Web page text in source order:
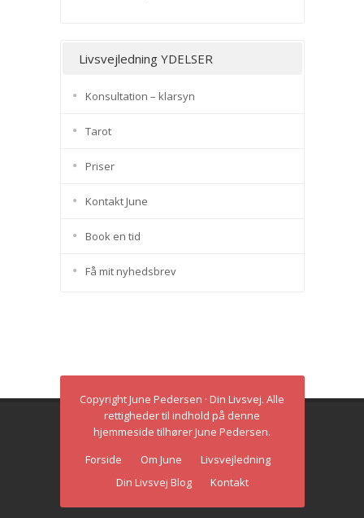
Livsvejledning YDELSER
Konsultation – klarsyn
Tarot
Priser
Kontakt June
Book en tid
Få mit nyhedsbrev
Copyright June Pedersen · Din Livsvej. Alle
rettigheder til indhold på denne
hjemmeside tilhører June Pedersen.
Forside
Om June
Livsvejledning
Din Livsvej Blog
Kontakt